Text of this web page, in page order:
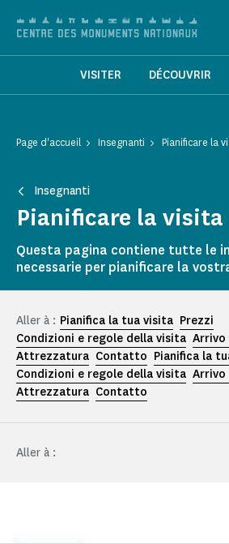
VISITER DÉCOUVRIR
Page d'accueil Insegnanti Pianificare la
Insegnanti
Pianificare la visita
Questa pagina contiene tutte le
necessarie per pianificare la
Aller à : Pianifica la tua visita Prezzi
Condizioni e regole della visita Arrivo
Attrezzatura Contatto Pianifica la
Condizioni e regole della visita Arrivo
Attrezzatura Contatto
Aller à :